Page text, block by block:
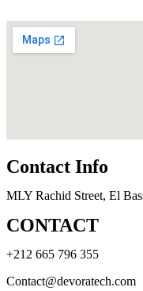
Contact Info
MLY Rachid Street, El
CONTACT
+212 665 796 355
Contact@devoratech.com